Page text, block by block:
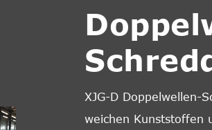
XJG-D Doppelwellen-
weichen Kunststoffen